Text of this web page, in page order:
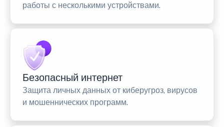
работы с несколькими устройствами.
Безопасный интернет
Защита личных данных от киберугроз, вирусов
и мошеннических программ.